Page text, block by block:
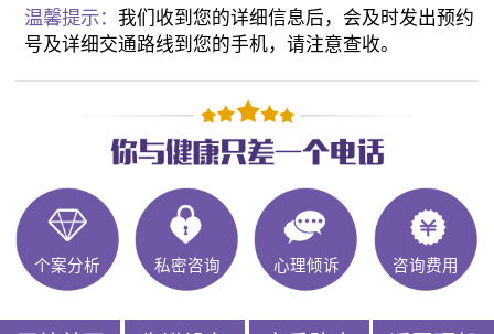
温馨提示：我们收到您的详细信息后，会及时发出预约
号及详细交通路线到您的手机，请注意查收。
个案分析 私密咨询 心理倾诉 咨询费用